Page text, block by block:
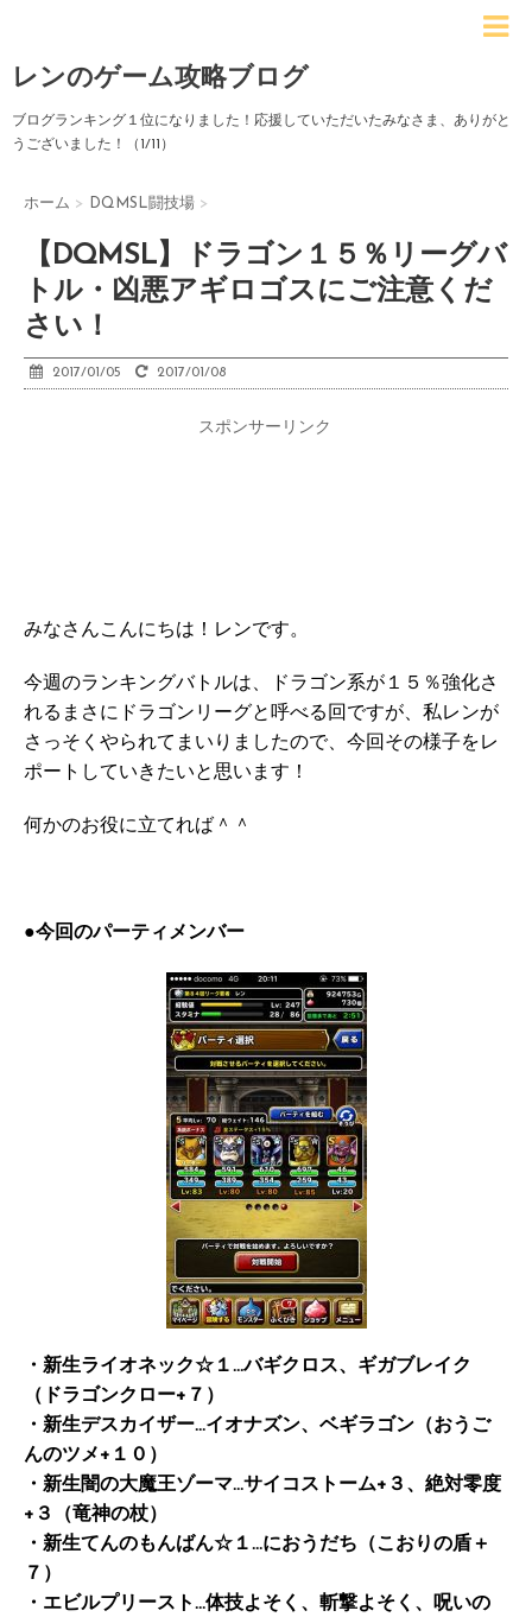
レンのゲーム攻略ブログ
ブログランキング１位になりました！応援していただいたみなさま、ありがと
うございました！（1/11）
ホーム > DQMSL闘技場 >
【DQMSL】ドラゴン１５％リーグバ
トル・凶悪アギロゴスにご注意くだ
さい！
2017/01/05 2017/01/08
スポンサーリンク
みなさんこんにちは！レンです。
今週のランキングバトルは、ドラゴン系が１５％強化さ
れるまさにドラゴンリーグと呼べる回ですが、私レンが
さっそくやられてまいりましたので、今回その様子をレ
ポートしていきたいと思います！
何かのお役に立てれば＾＾
●今回のパーティメンバー
・新生ライオネック☆１…バギクロス、ギガブレイク
（ドラゴンクロー+７）
・新生デスカイザー…イオナズン、ベギラゴン（おうご
んのツメ+１０）
・新生闇の大魔王ゾーマ…サイコストーム+３、絶対零度
+３（竜神の杖）
・新生てんのもんばん☆１…におうだち（こおりの盾＋
７）
・エビルプリースト…体技よそく、斬撃よそく、呪いの